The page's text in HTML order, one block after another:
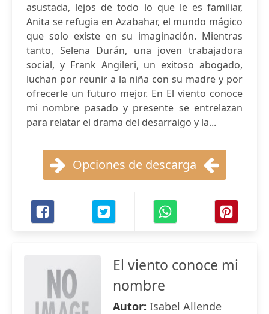
asustada, lejos de todo lo que le es familiar,
Anita se refugia en Azabahar, el mundo mágico
que solo existe en su imaginación. Mientras
tanto, Selena Durán, una joven trabajadora
social, y Frank Angileri, un exitoso abogado,
luchan por reunir a la niña con su madre y por
ofrecerle un futuro mejor. En El viento conoce
mi nombre pasado y presente se entrelazan
para relatar el drama del desarraigo y la...
Opciones de descarga
El viento conoce mi
nombre
Autor: Isabel Allende